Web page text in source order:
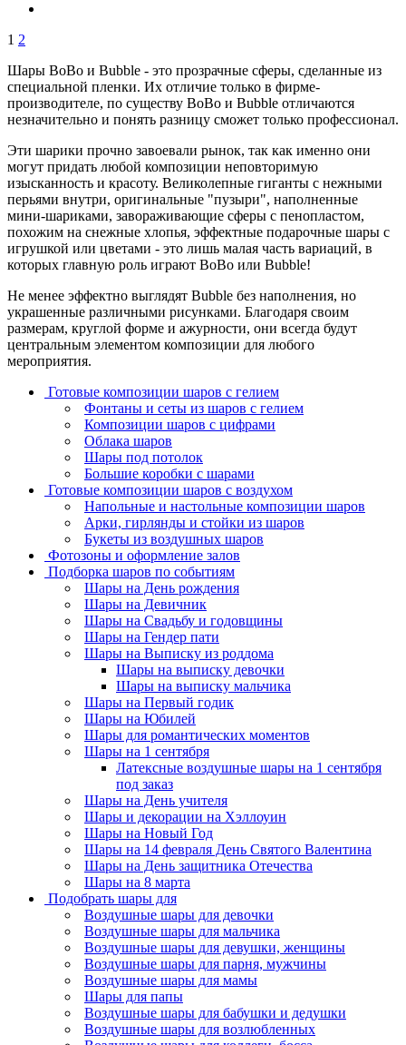
1 2
Шары BoBo и Bubble - это прозрачные сферы, сделанные из
специальной пленки. Их отличие только в фирме-
производителе, по существу BoBo и Bubble отличаются
незначительно и понять разницу сможет только профессионал.
Эти шарики прочно завоевали рынок, так как именно они
могут придать любой композиции неповторимую
изысканность и красоту. Великолепные гиганты с нежными
перьями внутри, оригинальные "пузыри", наполненные
мини-шариками, завораживающие сферы с пенопластом,
похожим на снежные хлопья, эффектные подарочные шары с
игрушкой или цветами - это лишь малая часть вариаций, в
которых главную роль играют BoBo или Bubble!
Не менее эффектно выглядят Bubble без наполнения, но
украшенные различными рисунками. Благодаря своим
размерам, круглой форме и ажурности, они всегда будут
центральным элементом композиции для любого
мероприятия.
Готовые композиции шаров с гелием
Фонтаны и сеты из шаров с гелием
Композиции шаров с цифрами
Облака шаров
Шары под потолок
Большие коробки с шарами
Готовые композиции шаров с воздухом
Напольные и настольные композиции шаров
Арки, гирлянды и стойки из шаров
Букеты из воздушных шаров
Фотозоны и оформление залов
Подборка шаров по событиям
Шары на День рождения
Шары на Девичник
Шары на Свадьбу и годовщины
Шары на Гендер пати
Шары на Выписку из роддома
Шары на выписку девочки
Шары на выписку мальчика
Шары на Первый годик
Шары на Юбилей
Шары для романтических моментов
Шары на 1 сентября
Латексные воздушные шары на 1 сентября
под заказ
Шары на День учителя
Шары и декорации на Хэллоуин
Шары на Новый Год
Шары на 14 февраля День Святого Валентина
Шары на День защитника Отечества
Шары на 8 марта
Подобрать шары для
Воздушные шары для девочки
Воздушные шары для мальчика
Воздушные шары для девушки, женщины
Воздушные шары для парня, мужчины
Воздушные шары для мамы
Шары для папы
Воздушные шары для бабушки и дедушки
Воздушные шары для возлюбленных